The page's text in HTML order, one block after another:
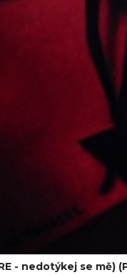
- nedotýkej se